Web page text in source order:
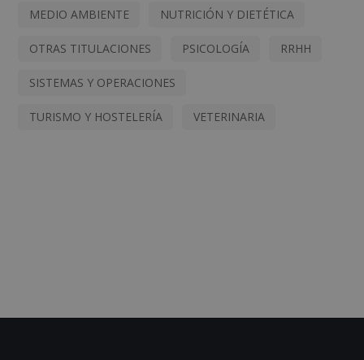
MEDIO AMBIENTE NUTRICIÓN Y DIETÉTICA
OTRAS TITULACIONES PSICOLOGÍA RRHH
SISTEMAS Y OPERACIONES
TURISMO Y HOSTELERÍA VETERINARIA